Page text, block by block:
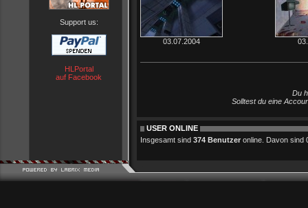
Support us:
HLPortal
auf Facebook
03.07.2004
Du
Solltest du eine
USER ONLINE
Insgesamt sind 374 Benutzer online. Davon sind